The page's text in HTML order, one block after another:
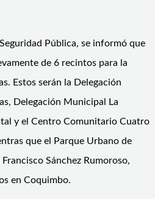
Pública, se informó que
de 6 recintos para la
Estos serán la Delegación
Delegación Municipal La
y el Centro Comunitario Cuatro
que el Parque Urbano de
Sánchez Rumoroso,
en Coquimbo.